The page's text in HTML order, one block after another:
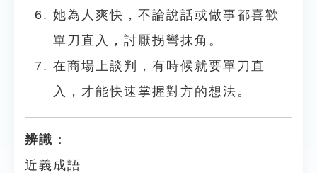
她為人爽快，不論說話或做事都喜歡
單刀直入，討厭拐彎抹角。
在商場上談判，有時候就要單刀直
入，才能快速掌握對方的想法。
辨識：
近義成語